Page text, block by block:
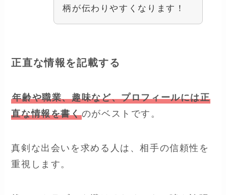
柄が伝わりやすくなります！
正直な情報を記載する
年齢や職業、趣味など、プロフィールには正
直な情報を書くのがベストです。
真剣な出会いを求める人は、相手の信頼性を
重視します。